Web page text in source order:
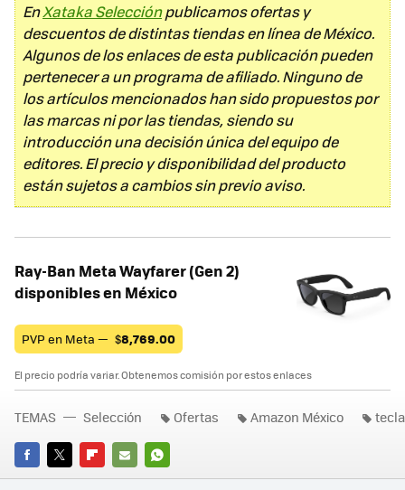
EnXataka Selecciónpublicamos ofertas y
descuentos de distintas tiendas en línea de México.
Algunos de los enlaces de esta publicación pueden
pertenecer a un programa de afiliado. Ninguno de
los artículos mencionados han sido propuestos por
las marcas ni por las tiendas, siendo su
introducción una decisión única del equipo de
editores. El precio y disponibilidad del producto
están sujetos a cambios sin previo aviso.
Ray-Ban Meta Wayfarer (Gen 2)
disponibles en México
PVP en Meta — $8,769.00
El precio podría variar. Obtenemos comisión por estos enlaces
FACEBOOK
TWITTERFLIPBOARD
E-
WHATSAPP
TEMAS Selección Ofertas Amazon México